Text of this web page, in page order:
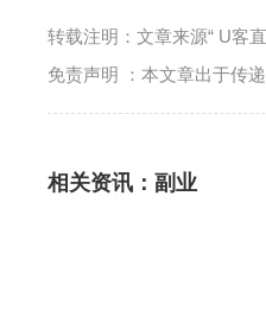
转载注明：文章来源“ U客
免责声明 ：本文章出于传
相关资讯： 副业